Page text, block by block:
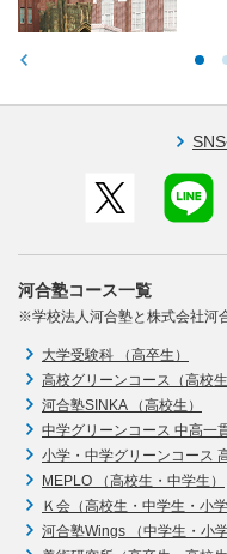
河合塾コース一覧
※学校法人河合塾と株式会社河
大学受験科 （高卒生）
高校グリーンコース（高校生
河合塾SINKA （高校生）
中学グリーンコース 中高一
小学・中学グリーンコース
MEPLO （高校生・中学生）
Ｋ会（高校生・中学生・小学
河合塾Wings （中学生・小学